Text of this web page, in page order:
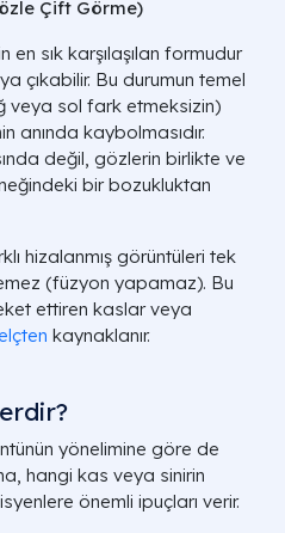
Çift Görme)
sık karşılaşılan formudur
çıkabilir. Bu durumun temel
veya sol fark etmeksizin)
anında kaybolmasıdır.
değil, gözlerin birlikte ve
bir bozukluktan
hizalanmış görüntüleri tek
(füzyon yapamaz). Bu
ettiren kaslar veya
kaynaklanır.
yönelimine göre de
hangi kas veya sinirin
önemli ipuçları verir.